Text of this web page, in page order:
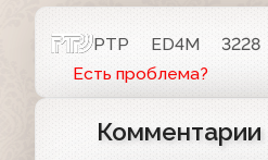
РТР ED4M 3228
Есть проблема?
Комментарии